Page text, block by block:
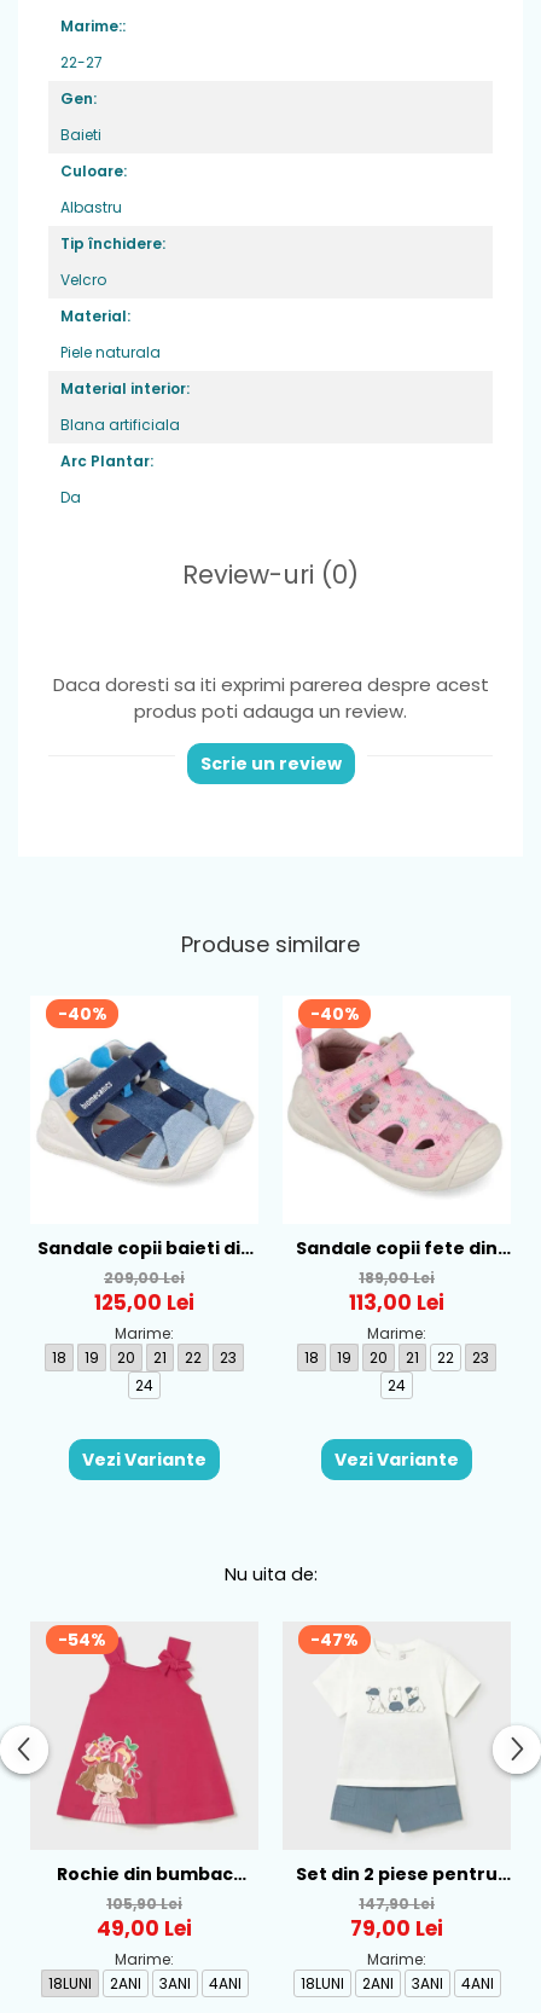
Marime::
22-27
Gen:
Baieti
Culoare:
Albastru
Tip închidere:
Velcro
Material:
Piele naturala
Material interior:
Blana artificiala
Arc Plantar:
Da
Review-uri (0)
Daca doresti sa iti exprimi parerea despre acest
produs poti adauga un review.
Scrie un review
Produse similare
-40%
Sandale copii baieti din
textil Biomecanics,
Albastru - 262186-A008
209,00 Lei
125,00 Lei
Marime:
18
19 20 21 22
23
24
Vezi Variante
-40%
Sandale copii fete din
textil Biomecanics, Roz -
262177-A032
189,00 Lei
113,00 Lei
Marime:
18
19 20 21 22
23
24
Vezi Variante
Nu uita de:
-54%
Rochie din bumbac
pentru fete Mayoral,
Rosu - 1930-069
105,90 Lei
49,00 Lei
Marime:
18LUNI
2ANI 3ANI 4ANI
-47%
Set din 2 piese pentru
baieti Mayoral, Alb-
Albastru - 1665-31
147,90 Lei
79,00 Lei
Marime:
18LUNI
2ANI 3ANI 4ANI